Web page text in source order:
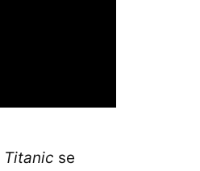
Titanic se